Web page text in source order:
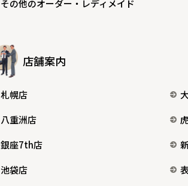
その他のオーダー・レディメイド
店舗案内
札幌店
八重洲店
銀座7th店
池袋店